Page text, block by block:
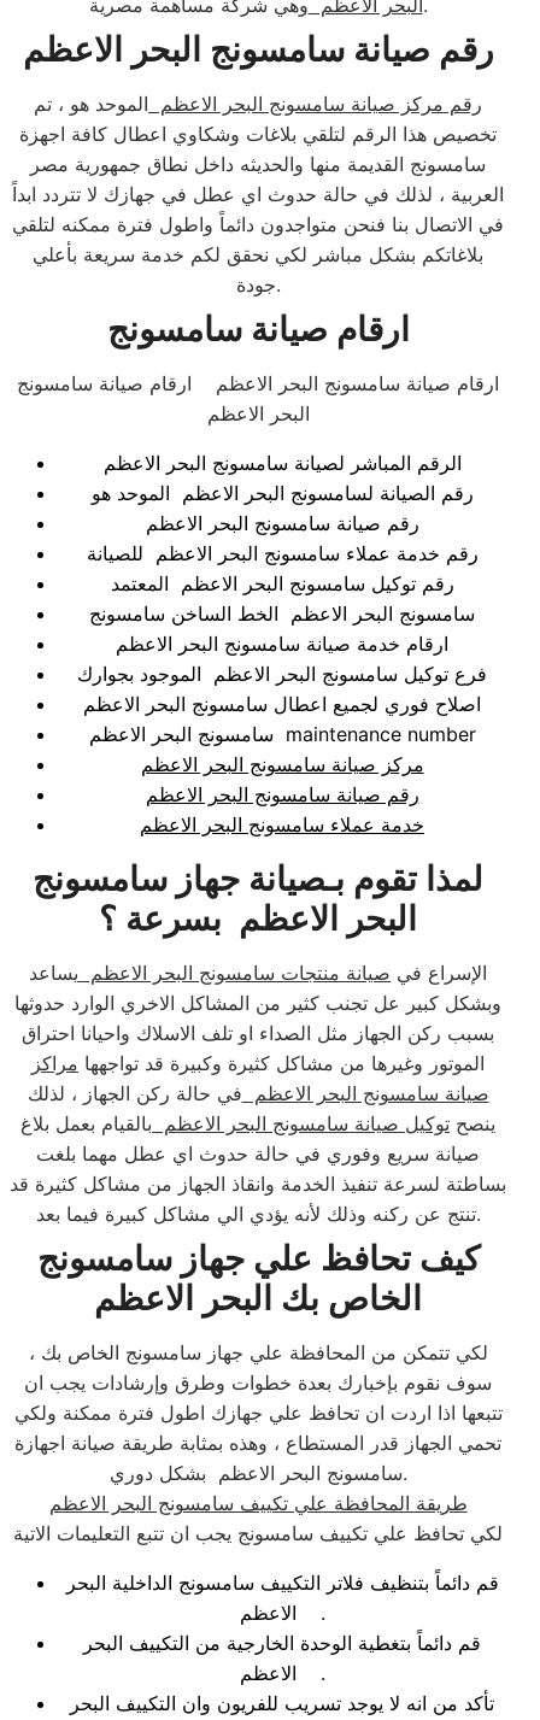
البحر الاعظم وهي شركة مساهمة مصرية.
رقم صيانة سامسونج البحر الاعظم
رقم مركز صيانة سامسونج البحر الاعظم الموحد هو ، تم
تخصيص هذا الرقم لتلقي بلاغات وشكاوي اعطال كافة اجهزة
سامسونج القديمة منها والحديثه داخل نطاق جمهورية مصر
العربية ، لذلك في حالة حدوث اي عطل في جهازك لا تتردد ابداً
في الاتصال بنا فنحن متواجدون دائماً واطول فترة ممكنه لتلقي
بلاغاتكم بشكل مباشر لكي نحقق لكم خدمة سريعة بأعلي
جودة.
ارقام صيانة سامسونج
ارقام صيانة سامسونج البحر الاعظم ارقام صيانة سامسونج
البحر الاعظم
الرقم المباشر لصيانة سامسونج البحر الاعظم
رقم الصيانة لسامسونج البحر الاعظم الموحد هو
رقم صيانة سامسونج البحر الاعظم
رقم خدمة عملاء سامسونج البحر الاعظم للصيانة
رقم توكيل سامسونج البحر الاعظم المعتمد
سامسونج البحر الاعظم الخط الساخن سامسونج
ارقام خدمة صيانة سامسونج البحر الاعظم
فرع توكيل سامسونج البحر الاعظم الموجود بجوارك
اصلاح فوري لجميع اعطال سامسونج البحر الاعظم
سامسونج البحر الاعظم maintenance number
مركز صيانة سامسونج البحر الاعظم
رقم صيانة سامسونج البحر الاعظم
خدمة عملاء سامسونج البحر الاعظم
لمذا تقوم بـصيانة جهاز سامسونج
البحر الاعظم بسرعة ؟
الإسراع في صيانة منتجات سامسونج البحر الاعظم يساعد
وبشكل كبير عل تجنب كثير من المشاكل الاخري الوارد حدوثها
بسبب ركن الجهاز مثل الصداء او تلف الاسلاك واحيانا احتراق
الموتور وغيرها من مشاكل كثيرة وكبيرة قد تواجهها مراكز
صيانة سامسونج البحر الاعظم في حالة ركن الجهاز ، لذلك
ينصح توكيل صيانة سامسونج البحر الاعظم بالقيام بعمل بلاغ
صيانة سريع وفوري في حالة حدوث اي عطل مهما بلغت
بساطتة لسرعة تنفيذ الخدمة وانقاذ الجهاز من مشاكل كثيرة قد
تنتج عن ركنه وذلك لأنه يؤدي الي مشاكل كبيرة فيما بعد.
كيف تحافظ علي جهاز سامسونج
الخاص بك البحر الاعظم
لكي تتمكن من المحافظة علي جهاز سامسونج الخاص بك ،
سوف نقوم بإخبارك بعدة خطوات وطرق وإرشادات يجب ان
تتبعها اذا اردت ان تحافظ علي جهازك اطول فترة ممكنة ولكي
تحمي الجهاز قدر المستطاع ، وهذه بمثابة طريقة صيانة اجهازة
سامسونج البحر الاعظم بشكل دوري.
طريقة المحافظة علي تكييف سامسونج البحر الاعظم
لكي تحافظ علي تكييف سامسونج يجب ان تتبع التعليمات الاتية
قم دائماً بتنظيف فلاتر التكييف سامسونج الداخلية البحر
الاعظم .
قم دائماً بتغطية الوحدة الخارجية من التكييف البحر
الاعظم .
تأكد من انه لا يوجد تسريب للفريون وان التكييف البحر